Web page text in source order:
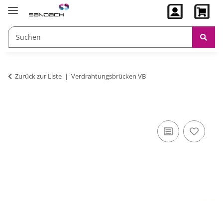
Zurück zur Liste Verdrahtungsbrücken VB